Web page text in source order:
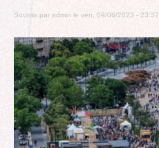
Soumis par admin le ven, 09/06/2023 - 23:37